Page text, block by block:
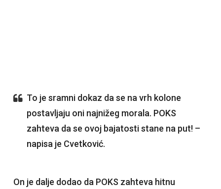
To je sramni dokaz da se na vrh kolone
postavljaju oni najnižeg morala. POKS
zahteva da se ovoj bajatosti stane na put! –
napisa je Cvetković.
On je dalje dodao da POKS zahteva hitnu